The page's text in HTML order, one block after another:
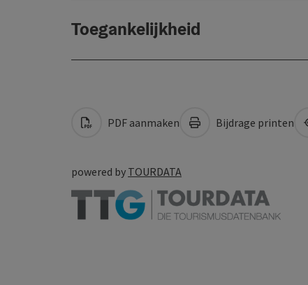
Toegankelijkheid
PDF aanmaken Bijdrage printen
powered by TOURDATA